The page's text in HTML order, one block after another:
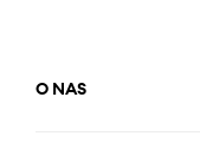
O NAS